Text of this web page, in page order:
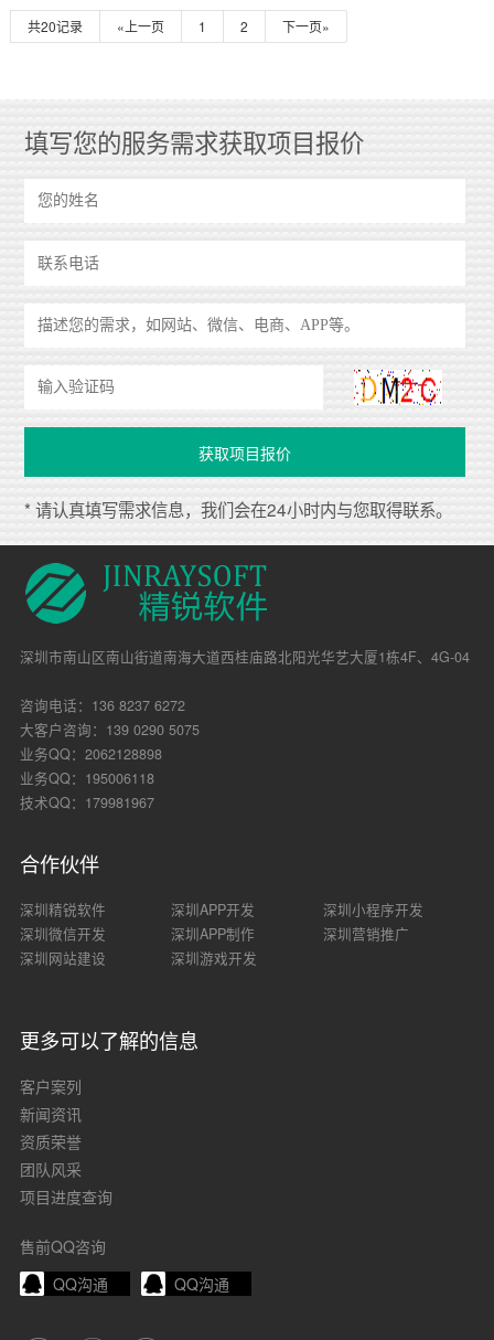
共20记录 «上一页 1 2 下一页»
填写您的服务需求获取项目报价
* 请认真填写需求信息，我们会在24小时内与您取得联系。
深圳市南山区南山街道南海大道西桂庙路北阳光华艺大厦1栋4F、4G-04
咨询电话：136 8237 6272
大客户咨询：139 0290 5075
业务QQ：2062128898
业务QQ：195006118
技术QQ：179981967
合作伙伴
深圳精锐软件 深圳APP开发
深圳小程序开发
深圳微信开发
深圳APP制作
深圳营销推广
深圳网站建设
深圳游戏开发
更多可以了解的信息
客户案列
新闻资讯
资质荣誉
团队风采
项目进度查询
售前QQ咨询
QQ沟通
QQ沟通